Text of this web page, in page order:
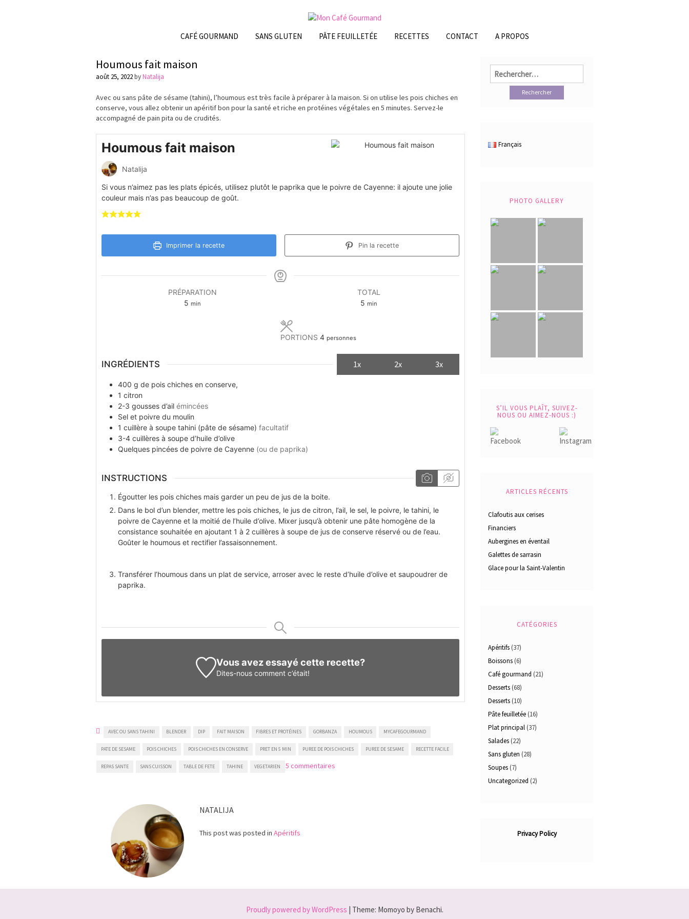
CAFÉ GOURMAND SANS GLUTEN PÂTE FEUILLETÉE RECETTES CONTACT A PROPOS
Houmous fait maison
août 25, 2022byNatalija
Avec ou sans pâte de sésame (tahini), l’houmous esttrès facile à préparer à la maison. Si on utilise les pois chiches en
conserve, vous allez obtenir un apéritifbon pour la santé et riche en protéines végétales en 5 minutes. Servez-le
accompagné de pain pita ou de crudités.
Houmous fait maison
Natalija
Si vous n’aimez pas les plats épicés, utilisez plutôt le paprika que le poivre de Cayenne: il ajoute une jolie
couleur mais n’as pas beaucoup de goût.
Imprimer la recette Pin la recette
PRÉPARATION
5minutes
min
TOTAL
5minutes
min
PORTIONS 4 personnes
INGRÉDIENTS 1x 2x 3x
400 g de pois chiches en conserve,
1 citron
2-3 gousses d’ail émincées
Sel et poivre du moulin
1 cuillère à soupe tahini (pâte de sésame) facultatif
3-4 cuillères à soupe d’huile d’olive
Quelques pincées de poivre de Cayenne (ou de paprika)
INSTRUCTIONS
Égoutter les pois chiches mais garder un peu de jus de la boite.
Dans le bol d’un blender, mettre les pois chiches, le jus de citron, l’ail, le sel, le poivre, le tahini, le
poivre de Cayenne et la moitié de l’huile d’olive. Mixer jusqu’à obtenir une pâte homogène de la
consistance souhaitée en ajoutant 1 à 2 cuillères à soupe de jus de conserve réservé ou de l’eau.
Goûter le houmous et rectifier l’assaisonnement.
Transférer l’houmous dans un plat de service, arroser avec le reste d’huile d’olive et saupoudrer de
paprika.
Vous avez essayé cette recette?
Dites-nous comment c’était!
AVEC OU SANS TAHINI BLENDER DIP FAIT MAISON FIBRES ET PROTÉINES GORBANZA HOUMOUS MYCAFEGOURMAND
PATE DE SESAME POIS CHICHES POIS CHICHES EN CONSERVE PRET EN 5 MIN PUREE DE POIS CHICHES PUREE DE SESAME RECETTE FACILE
REPAS SANTE SANS CUISSON TABLE DE FETE TAHINE VEGETARIEN 5 commentaires
NATALIJA
This post was posted in Apéritifs
Rechercher :
Français
PHOTO GALLERY
S’IL VOUS PLAÎT, SUIVEZ-
NOUS OU AIMEZ-NOUS :)
ARTICLES RÉCENTS
Clafoutis aux cerises
Financiers
Aubergines en éventail
Galettes de sarrasin
Glace pour la Saint-Valentin
CATÉGORIES
Apéritifs (37)
Boissons (6)
Café gourmand (21)
Desserts (68)
Desserts (10)
Pâte feuilletée (16)
Plat principal (37)
Salades (22)
Sans gluten (28)
Soupes (7)
Uncategorized (2)
Privacy Policy
Proudly powered by WordPress Theme: Momoyo by Benachi.